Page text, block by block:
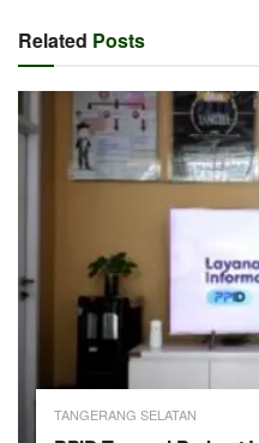
Related Posts
TANGERANG SELATAN